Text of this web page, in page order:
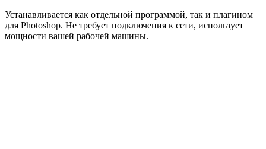
Устанавливается как отдельной программой, так и плагином
для Photoshop. Не требует подключения к сети, использует
мощности вашей рабочей машины.